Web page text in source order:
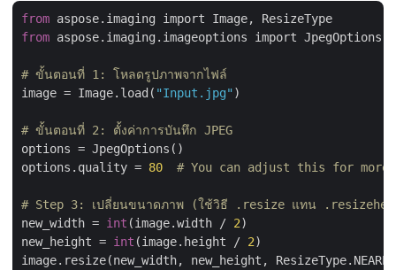
from
from aspose.imaging.imageoptions import JpegOptions
# ขั้นตอนที่ 1: โหลดรูปภาพจากไฟล์
image = Image.load( "Input.jpg" )
# ขั้นตอนที่ 2: ตั้งค่าการบันทึก JPEG
options = JpegOptions()
options.quality = 80 # You can adjust this for more
# Step 3: เปลี่ยนขนาดภาพ (ใช้วิธี .resize แทน
new_width = int (image.width / 2)
new_height = int (image.height / 2)
image.resize(new_width, new_height,